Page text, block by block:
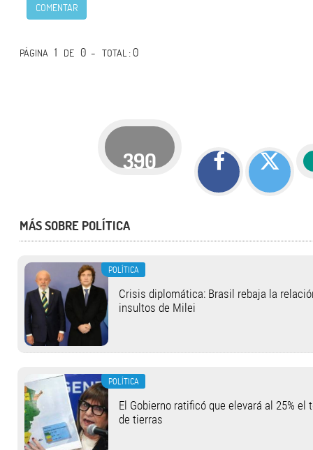
COMENTAR
PÁGINA 1 DE 0 -TOTAL: 0
390
MÁS SOBRE POLÍTICA
POLÍTICA
Crisis diplomática: Brasil rebaja la
insultos de Milei
POLÍTICA
El Gobierno ratificó que elevará al 25%
de tierras